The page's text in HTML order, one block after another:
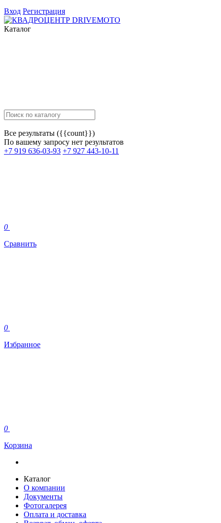
Вход Регистрация
Каталог
Все результаты ({{count}})
По вашему запросу нет результатов
+7 919 636-03-93 +7 927 443-10-11
0
Сравнить
0
Избранное
0
Корзина
Каталог
О компании
Документы
Фотогалерея
Оплата и доставка